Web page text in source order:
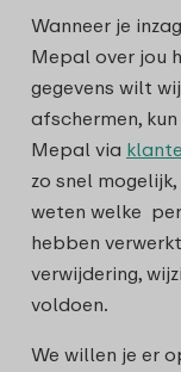
Wanneer je
Mepal over jou
gegevens wilt
afschermen,
Mepal via
zo snel
weten welke
hebben
verwijdering,
voldoen.
We willen je er